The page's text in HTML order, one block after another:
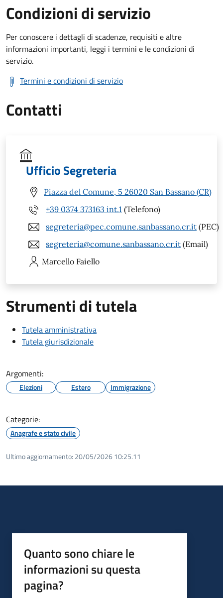
Condizioni di servizio
Per conoscere i dettagli di scadenze, requisiti e altre
informazioni importanti, leggi i termini e le condizioni di
servizio.
Termini e condizioni di servizio
Contatti
Ufficio Segreteria
Piazza del Comune, 5 26020 San Bassano (CR)
+39 0374 373163 int.1 (Telefono)
segreteria@pec.comune.sanbassano.cr.it (PEC)
segreteria@comune.sanbassano.cr.it (Email)
Marcello Faiello
Strumenti di tutela
Tutela amministrativa
Tutela giurisdizionale
Argomenti:
Elezioni Estero Immigrazione
Categorie:
Anagrafe e stato civile
Ultimo aggiornamento: 20/05/2026 10:25.11
Quanto sono chiare le
informazioni su questa
pagina?